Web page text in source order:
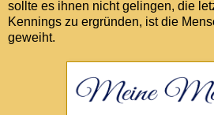
sollte es ihnen nicht gelingen, die
Kennings zu ergründen, ist die
geweiht.